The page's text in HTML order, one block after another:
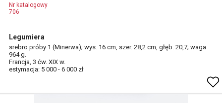
Nr katalogowy
706
Legumiera
srebro próby 1 (Minerwa); wys. 16 cm, szer. 28,2 cm, głęb. 20,7; waga
964 g.
Francja, 3 ćw. XIX w.
estymacja: 5 000 - 6 000 zł